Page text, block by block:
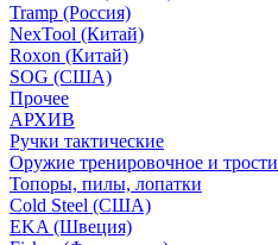
Tramp (Россия)
NexTool (Китай)
Roxon (Китай)
SOG (США)
Прочее
АРХИВ
Ручки тактические
Оружие тренировочное и трости
Топоры, пилы, лопатки
Cold Steel (США)
EKA (Швеция)